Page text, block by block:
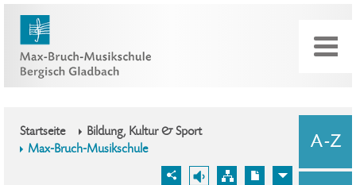
Startseite
Bildung, Kultur & Sport
Max-Bruch-Musikschule